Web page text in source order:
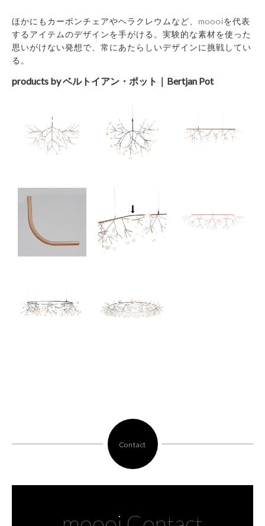
ほかにもカーボンチェアやヘラクレウムなど、moooiを代表
するアイテムのデザインを手がける。実験的な素材を使った
思いがけない発想で、常にあたらしいデザインに挑戦してい
る。
products by ベルトイアン・ポット｜Bertjan Pot
Contact